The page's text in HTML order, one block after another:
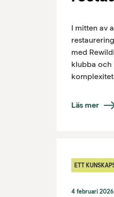
I mitten av
med
klubba och
Läs mer
ETT
4 februari 2026